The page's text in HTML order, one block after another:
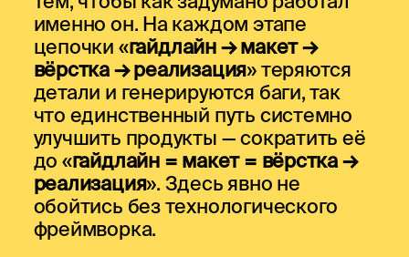
именно он. На каждом этапе
цепочки «гайдлайн → макет →
вёрстка → реализация» теряются
детали и генерируются баги, так
что единственный путь системно
улучшить продукты — сократить её
до «гайдлайн = макет = вёрстка →
реализация». Здесь явно не
обойтись без технологического
фреймворка.